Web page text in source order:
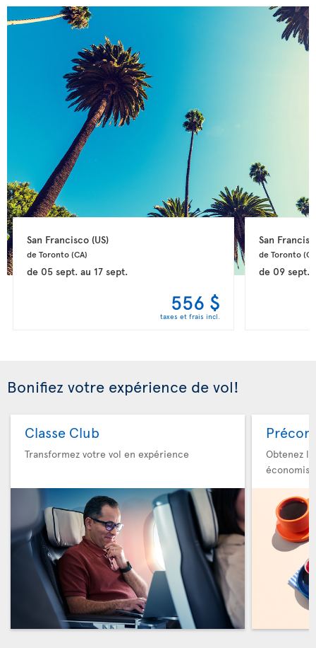
San Francisco (US)
de Toronto (CA)
de 05 sept.au 17 sept.
556 $
taxes et frais incl.
San
de Toronto
de 09 sept.
Bonifiez votre expérience de vol!
Classe Club
Transformez votre vol en expérience
Obtenez